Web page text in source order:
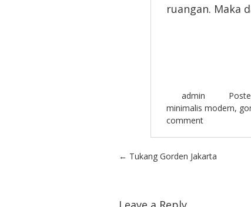
ruangan. Maka
admin
minimalis modern,
comment
Post navigation
← Tukang Gorden Jakarta